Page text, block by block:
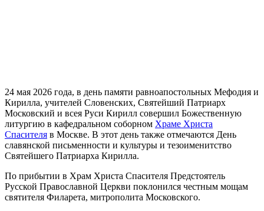
24 мая 2026 года, в день памяти равноапостольных Мефодия и
Кирилла, учителей Словенских, Святейший Патриарх
Московский и всея Руси Кирилл совершил Божественную
литургию в кафедральном соборном Храме Христа
Спасителя в Москве. В этот день также отмечаются День
славянской письменности и культуры и тезоименитство
Святейшего Патриарха Кирилла.
По прибытии в Храм Христа Спасителя Предстоятель
Русской Православной Церкви поклонился честным мощам
святителя Филарета, митрополита Московского.